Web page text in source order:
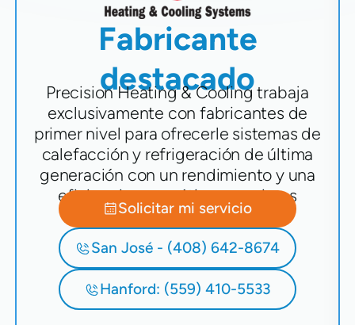
Fabricante
destacado
Precision Heating & Cooling trabaja
exclusivamente con fabricantes de
primer nivel para ofrecerle sistemas de
calefacción y refrigeración de última
generación con un rendimiento y una
eficiencia energética superiores
Solicitar mi servicio
San José - (408) 642-8674
Hanford: (559) 410-5533